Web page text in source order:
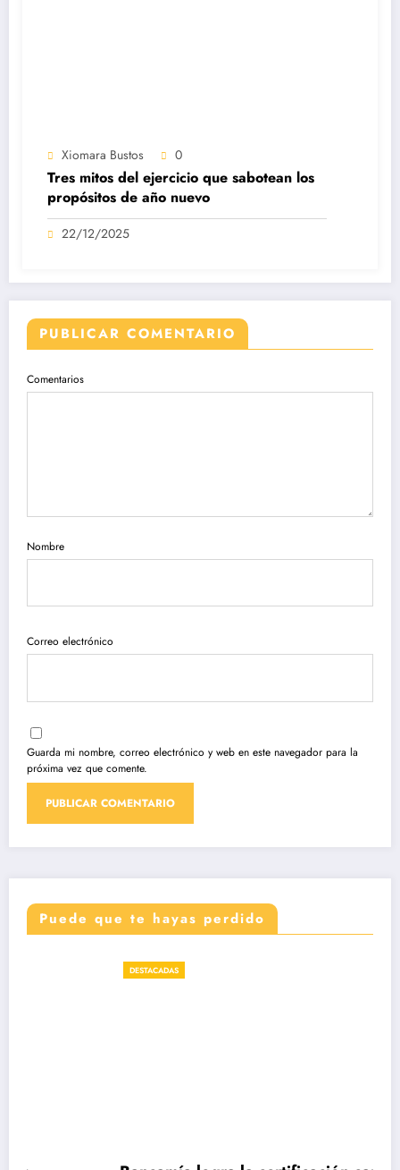
Xiomara Bustos 0
Tres mitos del ejercicio que sabotean los
propósitos de año nuevo
22/12/2025
PUBLICAR COMENTARIO
Comentarios
Nombre
Correo electrónico
Guarda mi nombre, correo electrónico y web en este navegador para la
próxima vez que comente.
Puede que te hayas perdido